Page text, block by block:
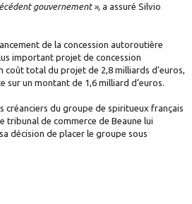
gouvernement », a assuré Silvio
de la concession autoroutière
important projet de concession
coût total du projet de 2,8 milliards d’euros,
sur un montant de 1,6 milliard d’euros.
créanciers du groupe de spiritueux français
tribunal de commerce de Beaune lui
décision de placer le groupe sous